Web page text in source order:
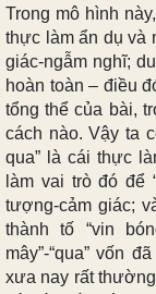
Trong mô hình
thực làm ẩn dụ và
giác-ngẫm nghĩ;
hoàn toàn – điều
tổng thể của bài,
cách nào. Vậy ta
qua” là cái thực
làm vai trò đó để
tượng-cảm giác;
thành tố “vin
mây”-“qua” vốn
xưa nay rất